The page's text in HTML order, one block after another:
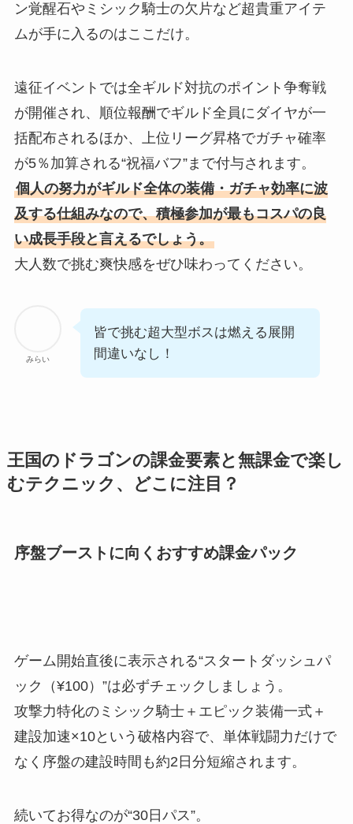
ン覚醒石やミシック騎士の欠片など超貴重アイテ
ムが手に入るのはここだけ。
遠征イベントでは全ギルド対抗のポイント争奪戦
が開催され、順位報酬でギルド全員にダイヤが一
括配布されるほか、上位リーグ昇格でガチャ確率
が5％加算される“祝福バフ”まで付与されます。
個人の努力がギルド全体の装備・ガチャ効率に波
及する仕組みなので、積極参加が最もコスパの良
い成長手段と言えるでしょう。
大人数で挑む爽快感をぜひ味わってください。
みらい
皆で挑む超大型ボスは燃える展開
間違いなし！
王国のドラゴンの課金要素と無課金で楽し
むテクニック、どこに注目？
序盤ブーストに向くおすすめ課金パック
ゲーム開始直後に表示される“スタートダッシュパ
ック（¥100）”は必ずチェックしましょう。
攻撃力特化のミシック騎士＋エピック装備一式＋
建設加速×10という破格内容で、単体戦闘力だけで
なく序盤の建設時間も約2日分短縮されます。
続いてお得なのが“30日パス”。